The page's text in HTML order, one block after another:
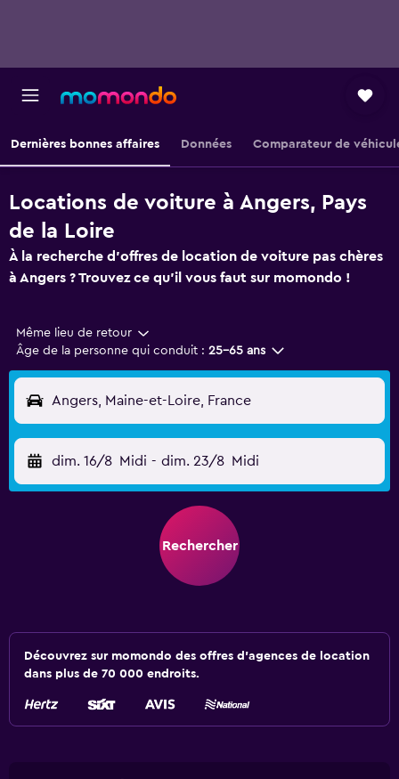
Dernières bonnes affaires Données Comparateur de
Locations de voiture à Angers, Pays
de la Loire
À la recherche d'offres de location de voiture pas chères
à Angers ? Trouvez ce qu'il vous faut sur momondo !
Même lieu de retour
Âge de la personne qui conduit : 25-65 ans
Angers, Maine-et-Loire, France
dim. 16/8 Midi - dim. 23/8 Midi
Rechercher
Découvrez sur momondo des offres d'agences de location
dans plus de 70 000 endroits.